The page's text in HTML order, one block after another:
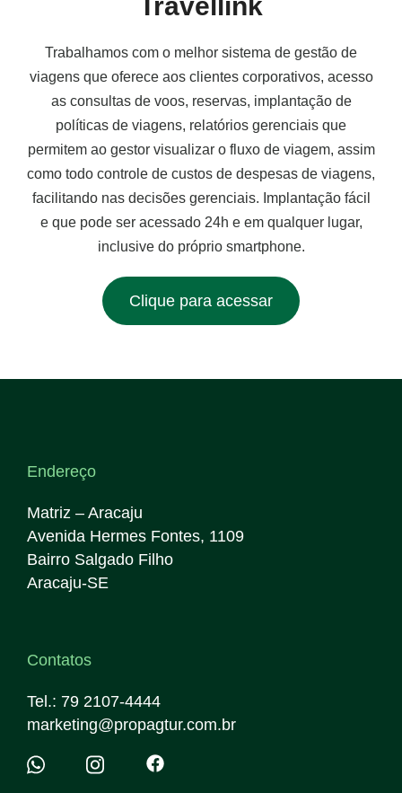
Trabalhamos com o melhor sistema de gestão de
viagens que oferece aos clientes corporativos, acesso
as consultas de voos, reservas, implantação de
políticas de viagens, relatórios gerenciais que
permitem ao gestor visualizar o fluxo de viagem, assim
como todo controle de custos de despesas de viagens,
facilitando nas decisões gerenciais. Implantação fácil
e que pode ser acessado 24h e em qualquer lugar,
inclusive do próprio smartphone.
Clique para acessar
Endereço
Matriz – Aracaju
Avenida Hermes Fontes, 1109
Bairro Salgado Filho
Aracaju-SE
Contatos
Tel.: 79 2107-4444
marketing@propagtur.com.br